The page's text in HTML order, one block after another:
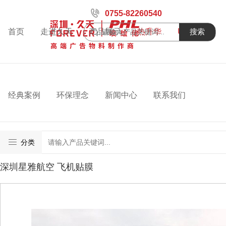
首页 走进久天 产品展示 热升华 UV喷绘
经典案例 环保理念 新闻中心 联系我们
0755-82260540
搜索
分类
深圳星雅航空 飞机贴膜